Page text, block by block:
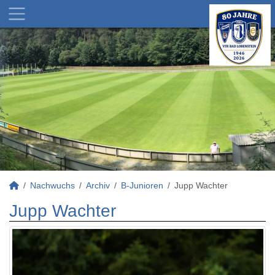
Nachwuchs Archiv B-Junioren Jupp Wachter
Jupp Wachter